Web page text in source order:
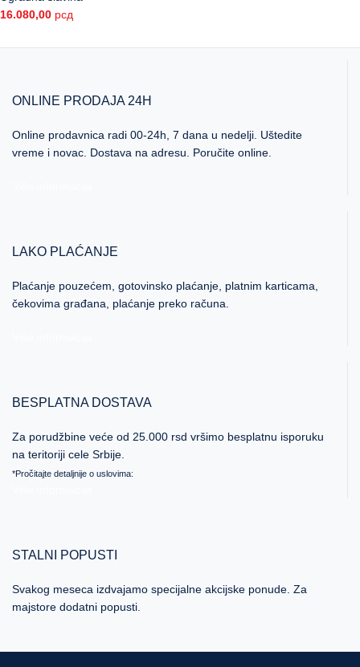
16.080,00 рсд
ONLINE PRODAJA 24H
Online prodavnica radi 00-24h, 7 dana u nedelji. Uštedite
vreme i novac. Dostava na adresu. Poručite online.
LAKO PLAĆANJE
Plaćanje pouzećem, gotovinsko plaćanje, platnim karticama,
čekovima građana, plaćanje preko računa.
BESPLATNA DOSTAVA
Za porudžbine veće od 25.000 rsd vršimo besplatnu isporuku
na teritoriji cele Srbije.
*Pročitajte detaljnije o uslovima:
STALNI POPUSTI
Svakog meseca izdvajamo specijalne akcijske ponude. Za
majstore dodatni popusti.